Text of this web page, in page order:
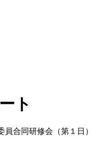
ト
合同研修会（第１日）